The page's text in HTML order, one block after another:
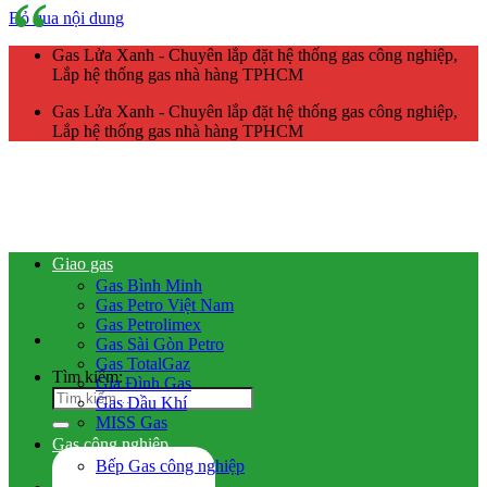
Bỏ qua nội dung
Gas Lửa Xanh - Chuyên lắp đặt hệ thống gas công nghiệp,
Lắp hệ thống gas nhà hàng TPHCM
Gas Lửa Xanh - Chuyên lắp đặt hệ thống gas công nghiệp,
Lắp hệ thống gas nhà hàng TPHCM
Tìm kiếm:
Giao gas
Gas Bình Minh
Gas Petro Việt Nam
Gas Petrolimex
Gas Sài Gòn Petro
Gas TotalGaz
Gia Đình Gas
Gas Dầu Khí
MISS Gas
Gas công nghiệp
Bếp Gas công nghiệp